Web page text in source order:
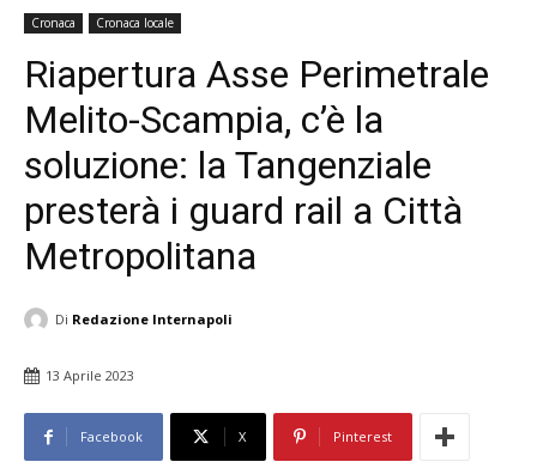
Cronaca Cronaca locale
Riapertura Asse Perimetrale
Melito-Scampia, c’è la
soluzione: la Tangenziale
presterà i guard rail a Città
Metropolitana
Di Redazione Internapoli
13 Aprile 2023
Facebook X Pinterest